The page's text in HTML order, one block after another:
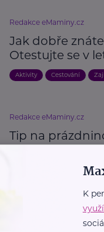
Redakce eMaminy.cz
Jak dobře
Otestujte se v
Aktivity Cestování
Redakce eMaminy.cz
Tip na
pražských
Další články
K